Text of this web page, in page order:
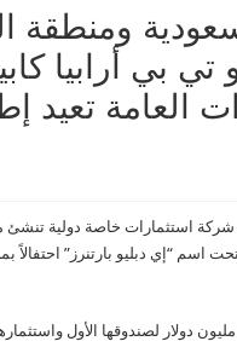
ومنطقة
بي أرابيا
العامة تعيد
أول شركة استثمارات خاصة دولية
اسم “إي دبليو بارتنرز” احتفالاً
ومنذ إطلاقها في الرياض عام 2017، قامت إي دبليو بارتنرز بجمع 400 مليون دولار لصندوقها